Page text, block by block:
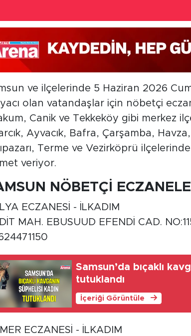
ve ilçelerinde 5 Haziran 2026
olan vatandaşlar için nöbetçi
Canik ve Tekkeköy gibi merkez
Ayvacık, Bafra, Çarşamba,
Terme ve Vezirköprü
veriyor.
NÖBETÇİ
ECZANESİ - İLKADIM
MAH. EBUSUUD EFENDİ CAD.
Samsun’da bıçaklı
tutuklandı
İçeriği Görüntüle
ECZANESİ - İLKADIM